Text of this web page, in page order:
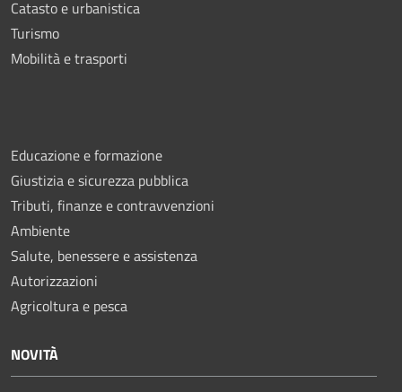
Catasto e urbanistica
Turismo
Mobilità e trasporti
Educazione e formazione
Giustizia e sicurezza pubblica
Tributi, finanze e contravvenzioni
Ambiente
Salute, benessere e assistenza
Autorizzazioni
Agricoltura e pesca
NOVITÀ